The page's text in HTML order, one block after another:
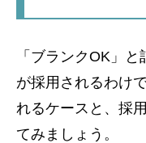
「ブランクOK」
が採用されるわけ
れるケースと、採
てみましょう。